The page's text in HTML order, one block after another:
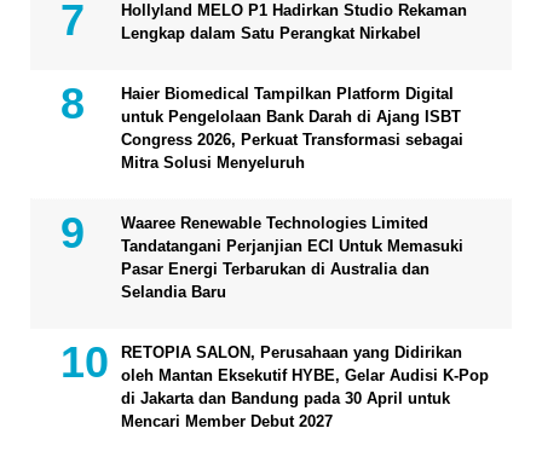
Hollyland MELO P1 Hadirkan Studio Rekaman
Lengkap dalam Satu Perangkat Nirkabel
Haier Biomedical Tampilkan Platform Digital
untuk Pengelolaan Bank Darah di Ajang ISBT
Congress 2026, Perkuat Transformasi sebagai
Mitra Solusi Menyeluruh
Waaree Renewable Technologies Limited
Tandatangani Perjanjian ECI Untuk Memasuki
Pasar Energi Terbarukan di Australia dan
Selandia Baru
RETOPIA SALON, Perusahaan yang Didirikan
oleh Mantan Eksekutif HYBE, Gelar Audisi K-Pop
di Jakarta dan Bandung pada 30 April untuk
Mencari Member Debut 2027